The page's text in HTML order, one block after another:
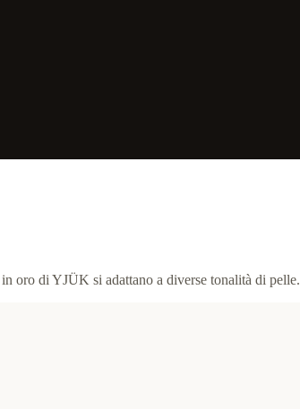
oro di YJÜK si adattano a diverse tonalità di pelle.